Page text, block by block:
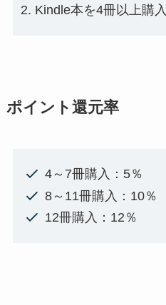
Kindle本を4冊以上購入
ポイント還元率
4～7冊購入：5％
8～11冊購入：10％
12冊購入：12％